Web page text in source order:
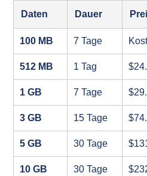
Daten Dauer
100 MB 7 Tage
512 MB 1 Tag
1 GB 7 Tage
3 GB 15 Tage
5 GB 30 Tage
10 GB 30 Tage